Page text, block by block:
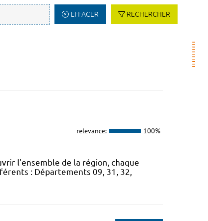
EFFACER RECHERCHER
relevance: 100%
l'ensemble de la région, chaque
: Départements 09, 31, 32,